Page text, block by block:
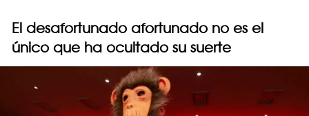
El desafortunado afortunado no es el
único que ha ocultado su suerte